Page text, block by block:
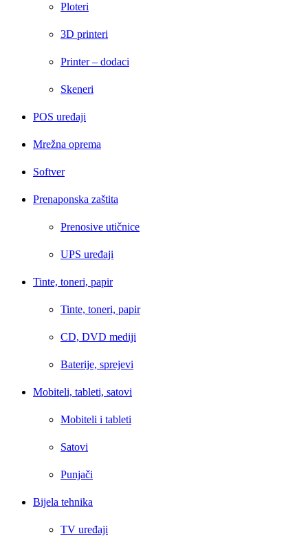
Ploteri
3D printeri
Printer – dodaci
Skeneri
POS uređaji
Mrežna oprema
Softver
Prenaponska zaštita
Prenosive utičnice
UPS uređaji
Tinte, toneri, papir
Tinte, toneri, papir
CD, DVD mediji
Baterije, sprejevi
Mobiteli, tableti, satovi
Mobiteli i tableti
Satovi
Punjači
Bijela tehnika
TV uređaji